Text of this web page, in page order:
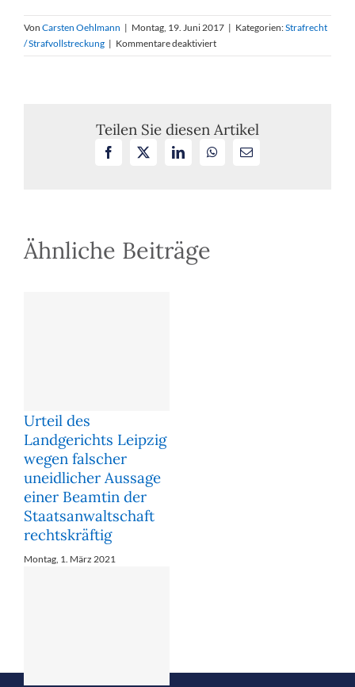
Von Carsten Oehlmann | Montag, 19. Juni 2017 | Kategorien:Strafrecht
/ Strafvollstreckung | Kommentare deaktiviertfür
BGH,
Juli
2017
–
Teilen Sie diesen Artikel
Facebook LinkedInWhatsApp
E-
Ähnliche Beiträge
Urteil des
Landgerichts Leipzig
wegen falscher
uneidlicher Aussage
einer Beamtin der
Staatsanwaltschaft
rechtskräftig
Montag, 1. März 2021